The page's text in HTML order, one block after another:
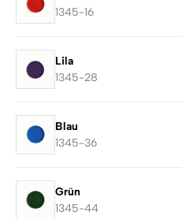
1345-16
Lila
1345-28
Blau
1345-36
Grün
1345-44